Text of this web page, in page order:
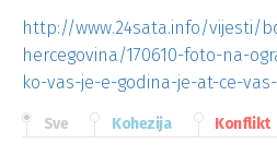
http://www.24sata.info/vijesti/
hercegovina/170610-foto-na-
ko-vas-je-e-godina-je-at-ce-
Sve Kohezija Konflikt